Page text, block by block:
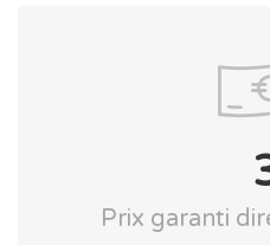
Prix garanti